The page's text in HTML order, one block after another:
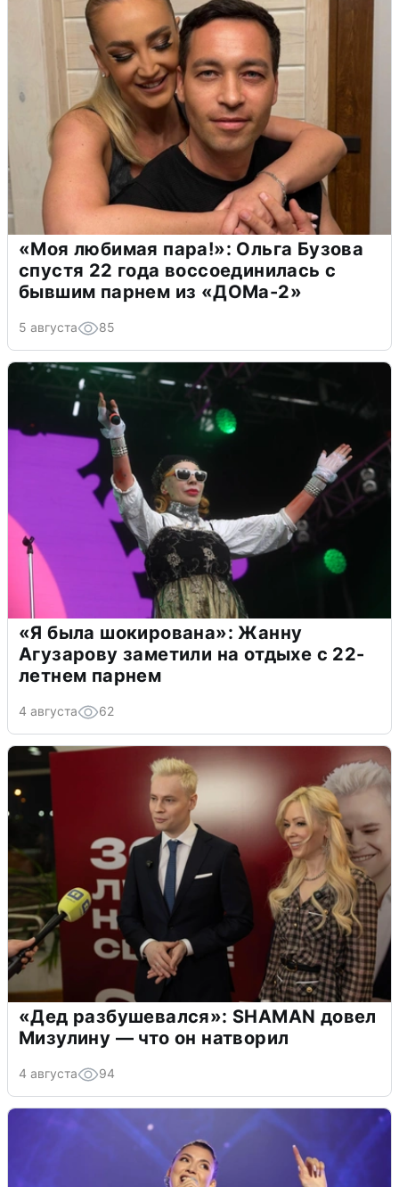
«Моя любимая пара!»: Ольга Бузова
спустя 22 года воссоединилась с
бывшим парнем из «ДОМа-2»
5 августа 85
«Я была шокирована»: Жанну
Агузарову заметили на отдыхе с 22-
летнем парнем
4 августа 62
«Дед разбушевался»: SHAMAN довел
Мизулину — что он натворил
4 августа 94